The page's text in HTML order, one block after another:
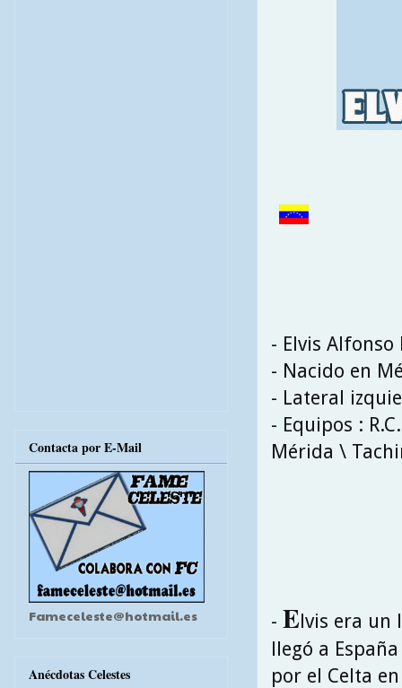
- Elvis
- Nacido en
- Lateral
- Equipos :
Mérida \
- Elvis era un
llegó a
por el Celta
Contacta por E-Mail
Fameceleste@hotmail.es
Anécdotas Celestes